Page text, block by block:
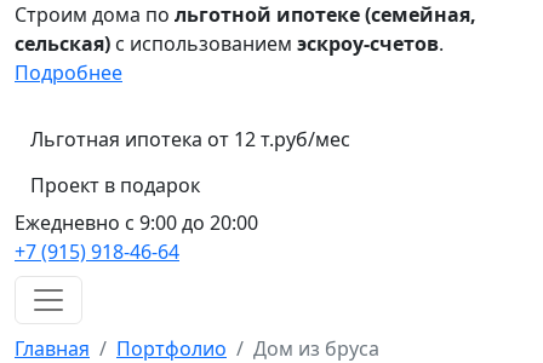
Строим дома по льготной ипотеке (семейная,
сельская) с использованием эскроу-счетов.
Подробнее
Льготная ипотека от 12 т.руб/мес
Проект в подарок
Ежедневно с 9:00 до 20:00
+7 (915) 918-46-64
Главная Портфолио Дом из бруса